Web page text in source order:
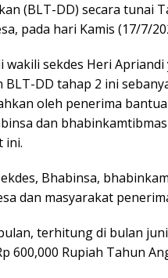
(BLT-DD) secara tunai
pada hari Kamis (17/7/
wakili sekdes Heri
DD tahap 2 ini
oleh penerima
dan
ini.
Bhabinsa,
dan masyarakat
terhitung di bulan
600,000 Rupiah Tahun